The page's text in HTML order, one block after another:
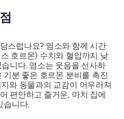
스럽나요? 염소와 함께 시간
호르몬) 수치와 혈압까지 낮
니다. 염소는 웃음을 선사하
기분 좋은 호르몬 분비를 촉진
와 동물과의 교감이 어우러져
편안하고 즐거운, 마치 집에
습니다.